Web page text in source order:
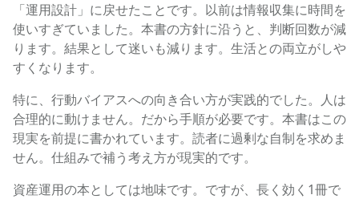
「運用設計」に戻せたことです。以前は情報収集に時間を
使いすぎていました。本書の方針に沿うと、判断回数が減
ります。結果として迷いも減ります。生活との両立がしや
すくなります。
特に、行動バイアスへの向き合い方が実践的でした。人は
合理的に動けません。だから手順が必要です。本書はこの
現実を前提に書かれています。読者に過剰な自制を求めま
せん。仕組みで補う考え方が現実的です。
資産運用の本としては地味です。ですが、長く効く1冊で